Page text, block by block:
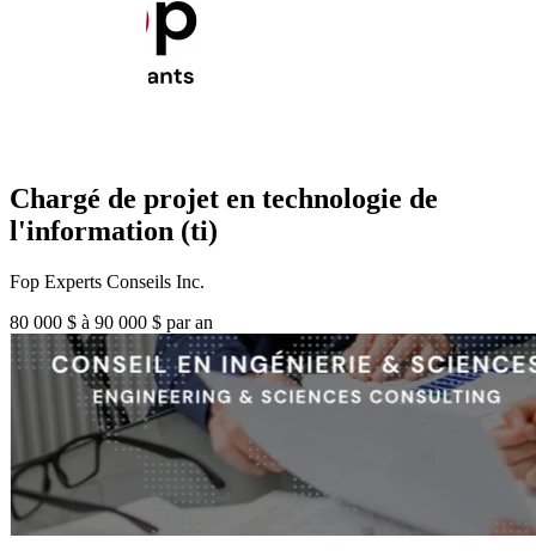
Chargé de projet en technologie de
l'information (ti)
Fop Experts Conseils Inc.
80 000 $ à 90 000 $ par an